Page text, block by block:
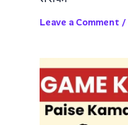
Leave a Comment /